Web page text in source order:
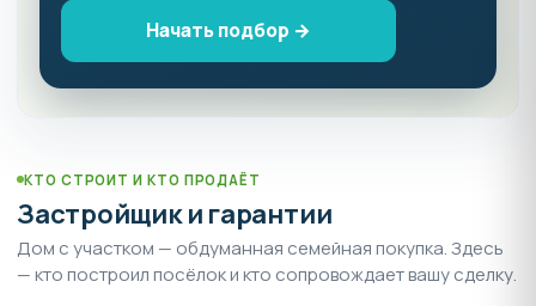
Начать подбор →
КТО СТРОИТ И КТО ПРОДАЁТ
Застройщик и гарантии
Дом с участком — обдуманная семейная покупка. Здесь
— кто построил посёлок и кто сопровождает вашу сделку.